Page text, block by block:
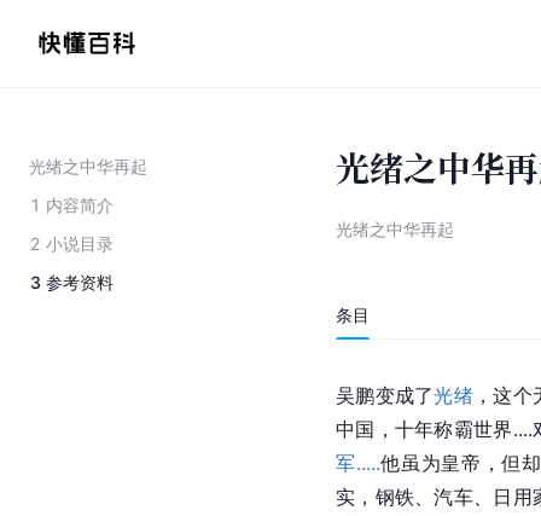
光绪之中华再起
1 内容简介
2 小说目录
3 参考资料
光绪之中华
光绪之中华再起
条目
吴鹏变成了光绪 ，这
中国 ，十年称霸世界
军.....他虽为皇帝，但
实，钢铁、汽车、日用